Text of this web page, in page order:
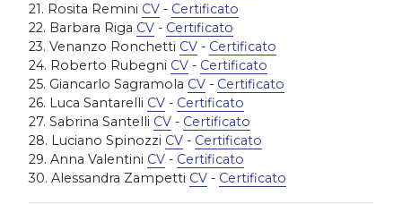
21. Rosita Remini CV - Certificato
22. Barbara Riga CV - Certificato
23. Venanzo Ronchetti CV - Certificato
24. Roberto Rubegni CV - Certificato
25. Giancarlo Sagramola CV - Certificato
26. Luca Santarelli CV - Certificato
27. Sabrina Santelli CV - Certificato
28. Luciano Spinozzi CV - Certificato
29. Anna Valentini CV - Certificato
30. Alessandra Zampetti CV - Certificato